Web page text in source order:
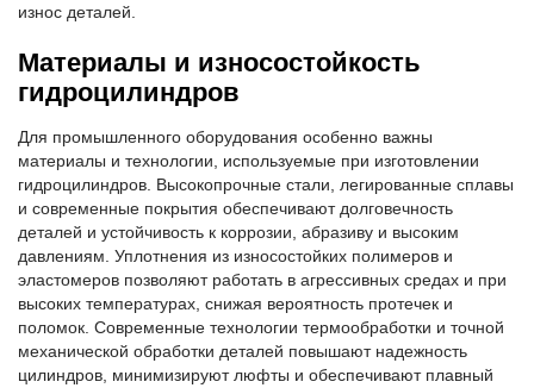
износ деталей.
Материалы и износостойкость
гидроцилиндров
Для промышленного оборудования особенно важны
материалы и технологии, используемые при изготовлении
гидроцилиндров. Высокопрочные стали, легированные сплавы
и современные покрытия обеспечивают долговечность
деталей и устойчивость к коррозии, абразиву и высоким
давлениям. Уплотнения из износостойких полимеров и
эластомеров позволяют работать в агрессивных средах и при
высоких температурах, снижая вероятность протечек и
поломок. Современные технологии термообработки и точной
механической обработки деталей повышают надежность
цилиндров, минимизируют люфты и обеспечивают плавный